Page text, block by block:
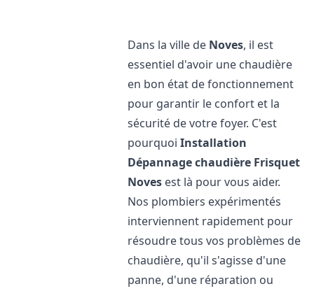
Dans la ville de Noves, il est
essentiel d'avoir une chaudière
en bon état de fonctionnement
pour garantir le confort et la
sécurité de votre foyer. C'est
pourquoiInstallation
Dépannage chaudière Frisquet
Noves est là pour vous aider.
Nos plombiers expérimentés
interviennent rapidement pour
résoudre tous vos problèmes de
chaudière, qu'il s'agisse d'une
panne, d'une réparation ou